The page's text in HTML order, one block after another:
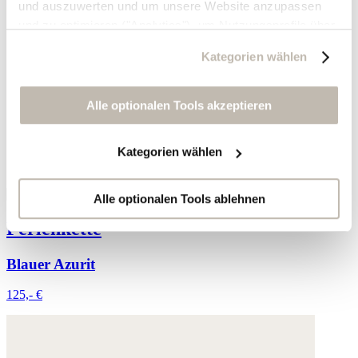
und auszuwerten und um unsere Website anzupassen
zu erstellen, um personalisierte Werbung auszuliefern,
Sie erneut mit Werbung anzusprechen sowie um unsere
Werbekampagnen auszuwerten ("Marketing").
Ihre Daten werden mit Dienstanbietern geteilt, die wir in
der Datenschutzerklärung genauer auflisten oder wenn
Sie auf "Kategorien wählen" klicken.
Indem Sie auf "Alle optionalen Tools akzeptieren" klicken,
erklären Sie sich mit der Nutzung der optionalen Tools
wie zuvor beschrieben einverstanden.
Kategorien wählen
Alle optionalen Tools akzeptieren
Kategorien wählen
Alle optionalen Tools ablehnen
Perlenkette
Blauer Azurit
125,- €